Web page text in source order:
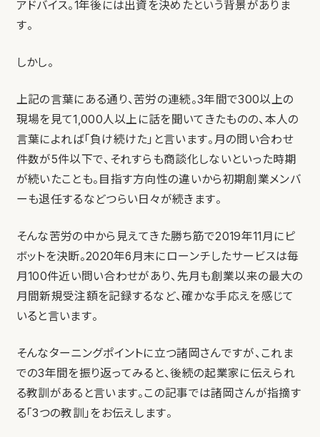
アドバイス。1年後には出資を決めたという背景がありま
す。
しかし。
上記の言葉にある通り、苦労の連続。3年間で300以上の
現場を見て1,000人以上に話を聞いてきたものの、本人の
言葉によれば「負け続けた」と言います。月の問い合わせ
件数が5件以下で、それすらも商談化しないといった時期
が続いたことも。目指す方向性の違いから初期創業メンバ
ーも退任するなどつらい日々が続きます。
そんな苦労の中から見えてきた勝ち筋で2019年11月にピ
ボットを決断。2020年6月末にローンチしたサービスは毎
月100件近い問い合わせがあり、先月も創業以来の最大の
月間新規受注額を記録するなど、確かな手応えを感じて
いると言います。
そんなターニングポイントに立つ諸岡さんですが、これま
での3年間を振り返ってみると、後続の起業家に伝えられ
る教訓があると言います。この記事では諸岡さんが指摘す
る「3つの教訓」をお伝えします。